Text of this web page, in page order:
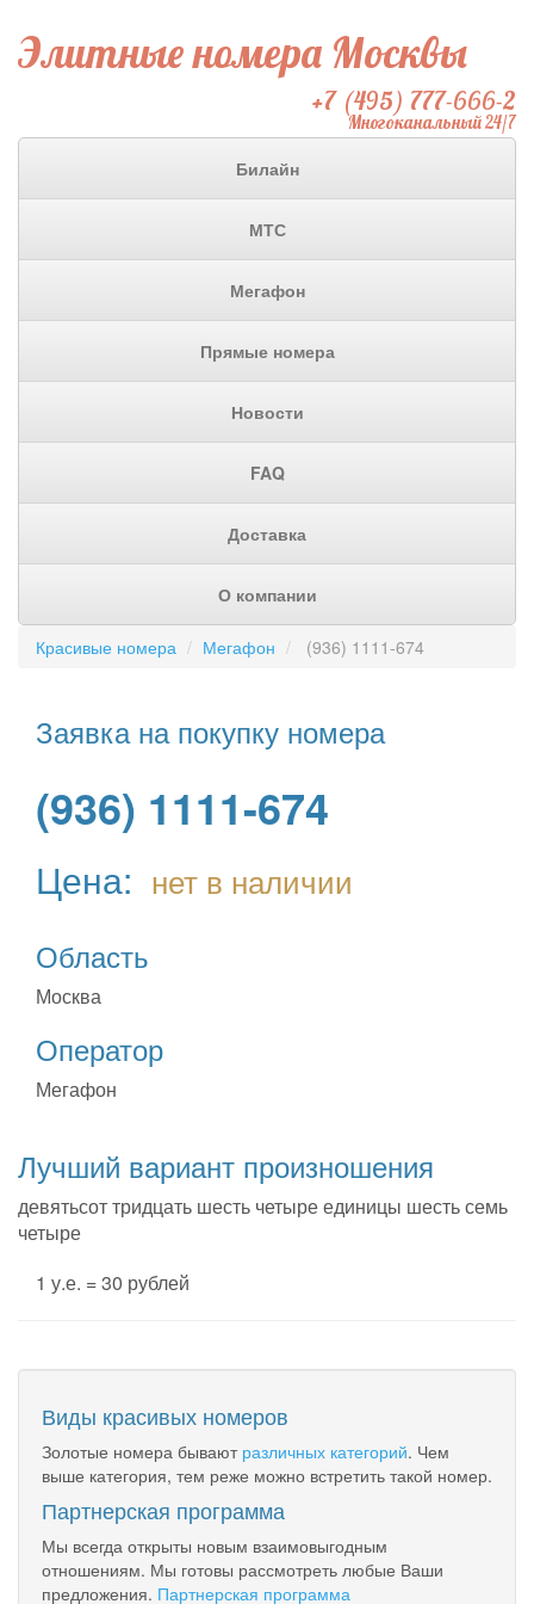
Элитные номера Москвы
+7 (495) 777-666-2
Многоканальный 24/7
Билайн
МТС
Мегафон
Прямые номера
Новости
FAQ
Доставка
О компании
Красивые номера Мегафон (936) 1111-674
Заявка на покупку номера
(936) 1111-674
Цена: нет в наличии
Область
Москва
Оператор
Мегафон
Лучший вариант произношения
девятьсот тридцать шесть четыре единицы шесть семь
четыре
1 у.е. = 30 рублей
Виды красивых номеров
Золотые номера бывают различных категорий. Чем
выше категория, тем реже можно встретить такой номер.
Партнерская программа
Мы всегда открыты новым взаимовыгодным
отношениям. Мы готовы рассмотреть любые Ваши
предложения. Партнерская программа